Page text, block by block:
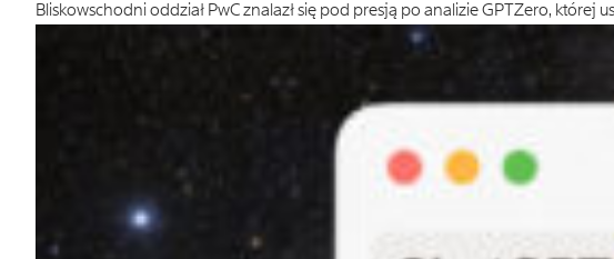
Bliskowschodni oddział PwC znalazł się pod presją po analizie GPTZero, której